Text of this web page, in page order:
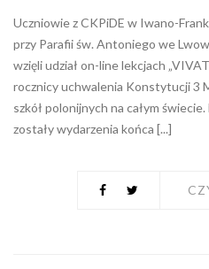
Uczniowie z CKPiDE w Iwano-
przy Parafii św. Antoniego we
wzięli udział on-line lekcjach
rocznicy uchwalenia Konstytucji 3
szkół polonijnych na całym
zostały wydarzenia końca [...]